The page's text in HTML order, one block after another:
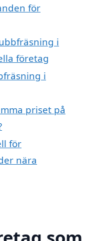
för
i
företag
i
priset på
för
nära